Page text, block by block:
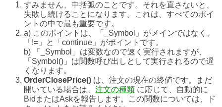
すみません、中括弧のことです。それを直さないと、
失敗し続けることになります。これは、すべてのポイ
ントの中で最も重要です。
a) このポイントは、「_Symbol」がメインではなく、
「!=」と「continue」がポイントです。
b) 「_Symbol」は変数なので速く実行されますが、
「Symbol()」は関数呼び出しとして実行されるので遅
くなります。
OrderClosePrice() は、注文の現在の終値です。まだ
開いている場合は、 注文の種類 に応じて、自動的に
BidまたはAskを報告します。この関数については、ド